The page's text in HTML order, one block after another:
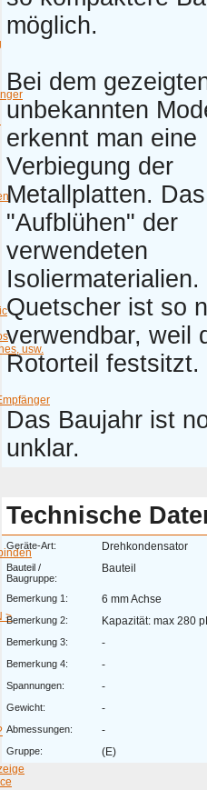
usw.
>
möglich.
Bei dem
unbekannten
erkennt man eine
Verbiegung der
Metallplatten.
"Aufblühen" der
verwendeten
Quetscher ist so
verwendbar, weil
Rotorteil festsitzt.
Das Baujahr ist
unklar.
Technische
Geräte-Art: Drehkondensator
Bauteil /
Baugruppe:
Bauteil
Bemerkung 1: 6 mm Achse
Bemerkung 2: Kapazität: max 280
Bemerkung 3: -
Bemerkung 4: -
Spannungen: -
Gewicht: -
Abmessungen: -
Gruppe: (E)